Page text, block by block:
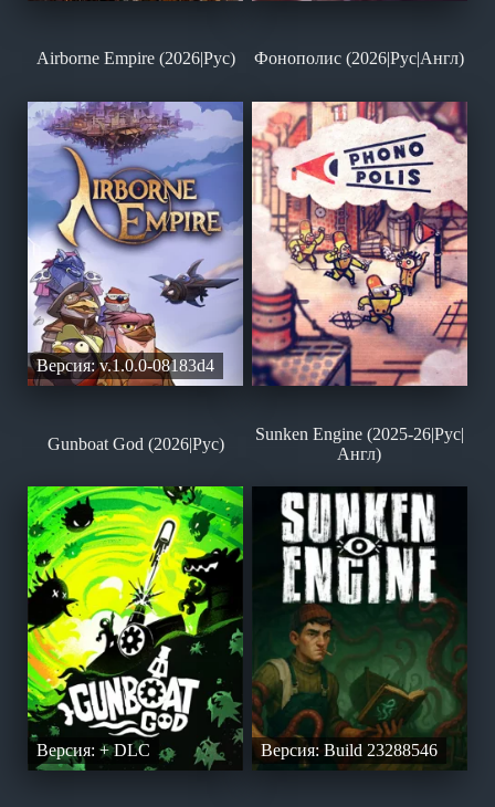
Airborne Empire (2026|Рус)
Версия: v.1.0.0-08183d4
Фонополис (2026|Рус|Англ)
Gunboat God (2026|Рус)
Версия: + DLC
Sunken Engine (2025-26|Рус|
Англ)
Версия: Build 23288546